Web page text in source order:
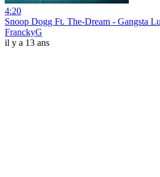
4:20
Snoop Dogg Ft. The-Dream - Gangsta
FranckyG
il y a 13 ans